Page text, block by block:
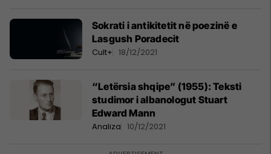
Sokrati i antikitetit në poezinë e
Lasgush Poradecit
Cult+ 18/12/2021
“Letërsia shqipe” (1955): Teksti
studimor i albanologut Stuart
Edward Mann
Analiza 10/12/2021